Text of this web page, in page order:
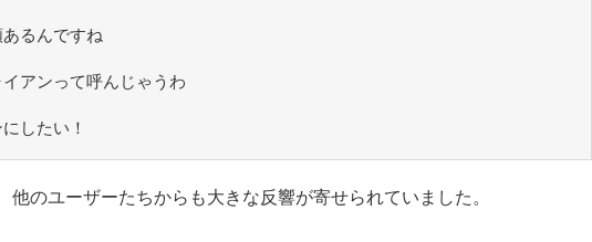
るんですね
アンって呼んじゃうわ
したい！
他のユーザーたちからも大きな反響が寄せられていました。